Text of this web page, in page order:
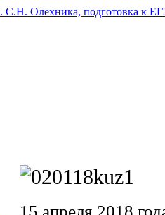
15 апреля 2018